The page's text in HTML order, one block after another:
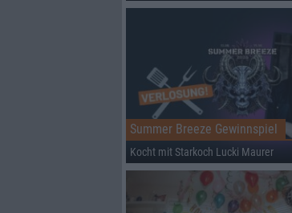
Summer Breeze Gewinnspiel
Kocht mit Starkoch Lucki Maurer